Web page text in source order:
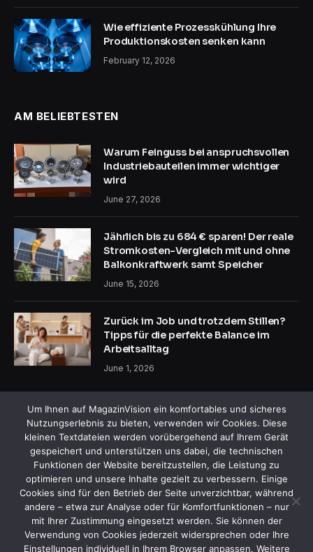
Wie effiziente Prozesskühlung Ihre
Produktionskosten senken kann
February 12, 2026
AM BELIEBTESTEN
Warum Feinguss bei anspruchsvollen
Industriebauteilen immer wichtiger
wird
June 27, 2026
Jährlich bis zu 684 € sparen! Der reale
Stromkosten-Vergleich mit und ohne
Balkonkraftwerk samt Speicher
June 15, 2026
Zurück im Job und trotzdem Stillen?
Tipps für die perfekte Balance im
Arbeitsalltag
June 1, 2026
Facebook
X
(Twitter)
InstagramPinterest
HEIM ÜBER UNS
KONTAKTIEREN SIE UNS
ALLGEMEINE GESCHÄFTSBEDINGUNGEN
HAFTUNGSAUSSCHLUSS
DATENSCHUTZERKLÄRUNG
Um Ihnen auf MagazinVision ein komfortables und sicheres
Nutzungserlebnis zu bieten, verwenden wir Cookies. Diese
kleinen Textdateien werden vorübergehend auf Ihrem Gerät
gespeichert und unterstützen uns dabei, die technischen
Funktionen der Website bereitzustellen, die Leistung zu
optimieren und unsere Inhalte gezielt zu verbessern. Einige
Cookies sind für den Betrieb der Seite unverzichtbar, während
andere – etwa zur Analyse oder für Komfortfunktionen – nur
mit Ihrer Zustimmung eingesetzt werden. Sie können der
Verwendung von Cookies jederzeit widersprechen oder Ihre
Einstellungen individuell in Ihrem Browser anpassen. Weitere